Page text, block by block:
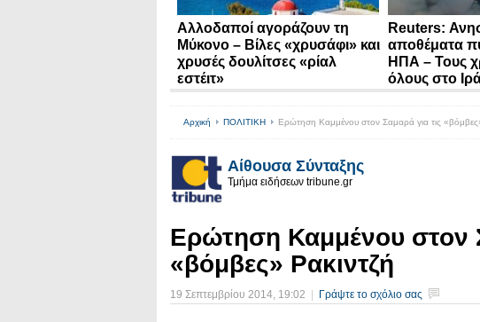
Αλλοδαποί αγοράζουν τη
Μύκονο – Βίλες «χρυσάφι» και
χρυσές δουλίτσες «ρίαλ
εστέιτ»
Reuters:
αποθέματα
ΗΠΑ – Τους
όλους στο
Αρχική ΠΟΛΙΤΙΚΗ Ερώτηση Καμμένου στον Σαμαρά για τις
Αίθουσα Σύνταξης
Τμήμα ειδήσεων tribune.gr
Ερώτηση Καμμένου στον
«βόμβες» Ρακιντζή
19 Σεπτεμβρίου 2014, 19:02 Γράψτε το σχόλιο σας